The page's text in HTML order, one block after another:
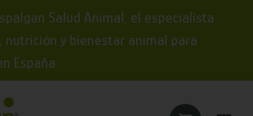
Salud Animal, el especialista
nutrición y bienestar animal para
España